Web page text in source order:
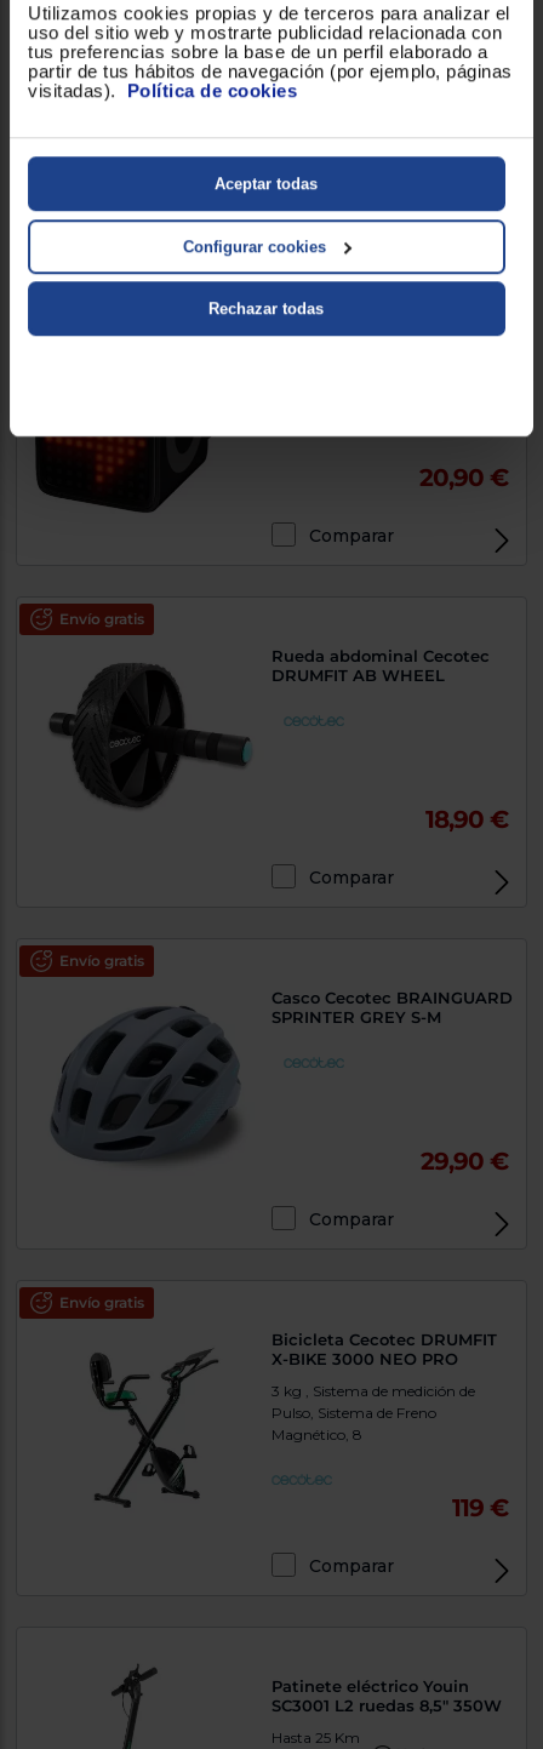
Utilizamos cookies propias y de terceros para analizar el
uso del sitio web y mostrarte publicidad relacionada con
tus preferencias sobre la base de un perfil elaborado a
partir de tus hábitos de navegación (por ejemplo, páginas
visitadas). Política de cookies
Aceptar todas
Configurar cookies
Rechazar todas
SPRINT
Smart Training System, sistema
de freno magnético
249 €
Comparar
Envío gratis
Luz para bicicleta Cecotec
SMART TAIL
20,90 €
Comparar
Envío gratis
Rueda abdominal Cecotec
DRUMFIT AB WHEEL
18,90 €
Comparar
Envío gratis
Casco Cecotec BRAINGUARD
SPRINTER GREY S-M
29,90 €
Comparar
Envío gratis
Bicicleta Cecotec DRUMFIT
X-BIKE 3000 NEO PRO
3 kg , Sistema de medición de
Pulso, Sistema de Freno
Magnético, 8
119 €
Comparar
Patinete eléctrico Youin
SC3001 L2 ruedas 8,5" 350W
Hasta 25 Km